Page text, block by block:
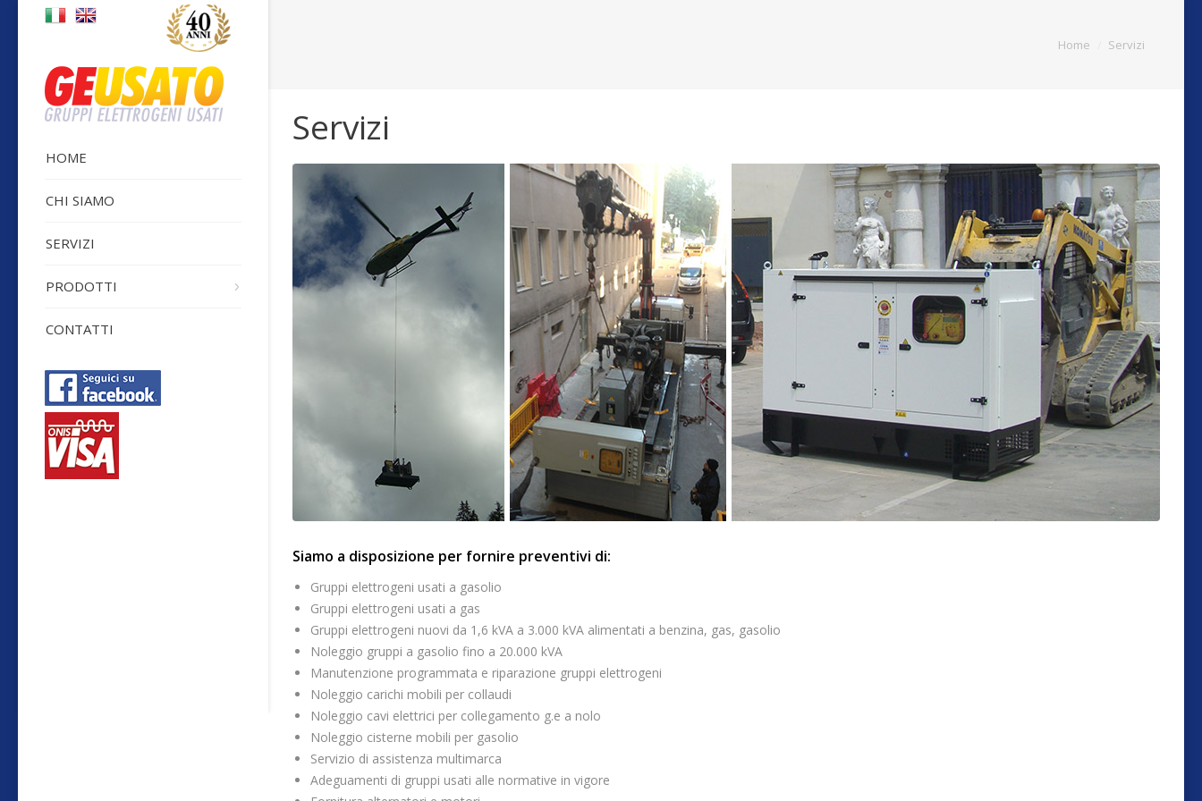
HOME
CHI SIAMO
SERVIZI
PRODOTTI
CONTATTI
Home Servizi
Servizi
Siamo a disposizione per fornire preventivi di:
Gruppi elettrogeni usati a gasolio
Gruppi elettrogeni usati a gas
Gruppi elettrogeni nuovi da 1,6 kVA a 3.000 kVA alimentati a benzina, gas, gasolio
Noleggio gruppi a gasolio fino a 20.000 kVA
Manutenzione programmata e riparazione gruppi elettrogeni
Noleggio carichi mobili per collaudi
Noleggio cavi elettrici per collegamento g.e a nolo
Noleggio cisterne mobili per gasolio
Servizio di assistenza multimarca
Adeguamenti di gruppi usati alle normative in vigore